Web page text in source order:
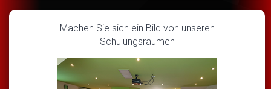
Machen Sie sich ein Bild von unseren
Schulungsräumen